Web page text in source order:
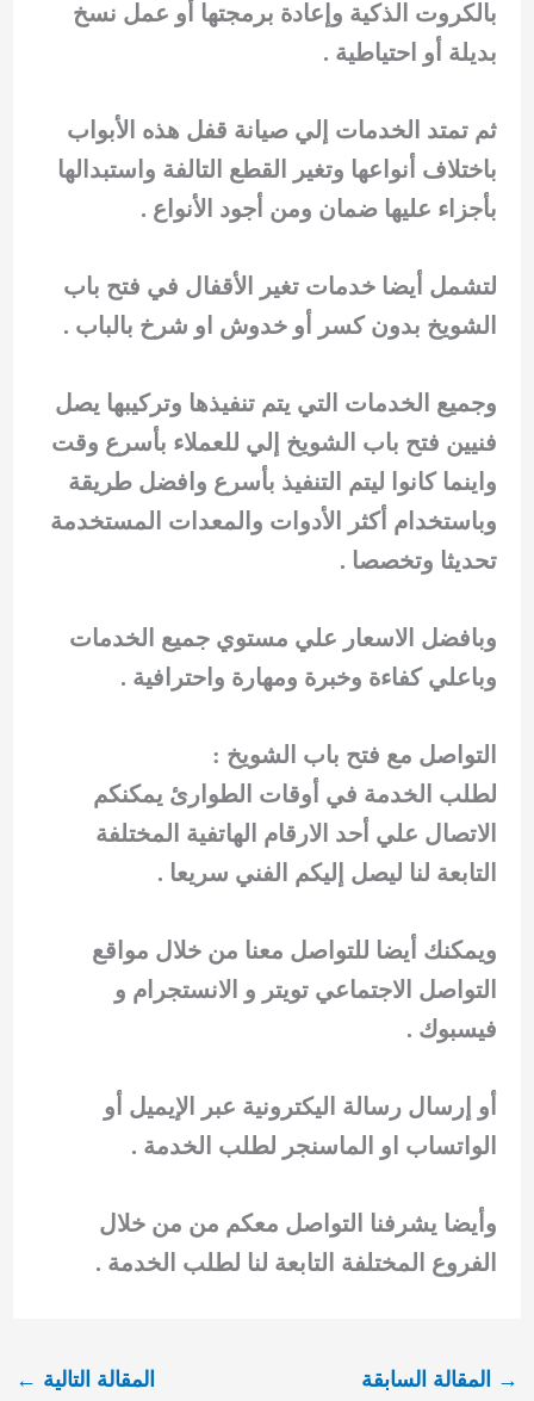
بالكروت الذكية وإعادة برمجتها أو عمل نسخ
بديلة أو احتياطية .
ثم تمتد الخدمات إلي صيانة قفل هذه الأبواب
باختلاف أنواعها وتغير القطع التالفة واستبدالها
بأجزاء عليها ضمان ومن أجود الأنواع .
لتشمل أيضا خدمات تغير الأقفال في فتح باب
الشويخ بدون كسر أو خدوش او شرخ بالباب .
وجميع الخدمات التي يتم تنفيذها وتركيبها يصل
فنيين فتح باب الشويخ إلي للعملاء بأسرع وقت
واينما كانوا ليتم التنفيذ بأسرع وافضل طريقة
وباستخدام أكثر الأدوات والمعدات المستخدمة
تحديثا وتخصصا .
وبافضل الاسعار علي مستوي جميع الخدمات
وباعلي كفاءة وخبرة ومهارة واحترافية .
التواصل مع فتح باب الشويخ :
لطلب الخدمة في أوقات الطوارئ يمكنكم
الاتصال علي أحد الارقام الهاتفية المختلفة
التابعة لنا ليصل إليكم الفني سريعا .
ويمكنك أيضا للتواصل معنا من خلال مواقع
التواصل الاجتماعي تويتر و الانستجرام و
فيسبوك .
أو إرسال رسالة اليكترونية عبر الإيميل أو
الواتساب او الماسنجر لطلب الخدمة .
وأيضا يشرفنا التواصل معكم من من خلال
الفروع المختلفة التابعة لنا لطلب الخدمة .
→ المقالة السابقة المقالة التالية ←